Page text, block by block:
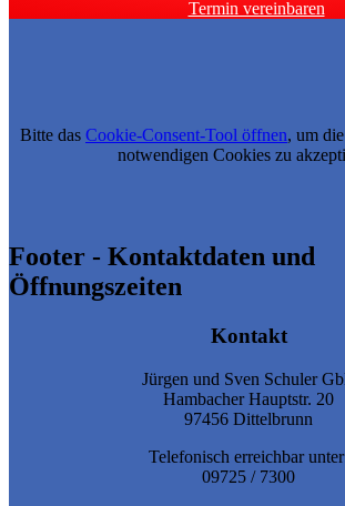
Termin vereinbaren
Bitte das Cookie-Consent-Tool öffnen, um
notwendigen Cookies zu
Footer - Kontaktdaten und
Öffnungszeiten
Kontakt
Jürgen und Sven Schuler
Hambacher Hauptstr. 20
97456 Dittelbrunn
Telefonisch erreichbar
09725 / 7300